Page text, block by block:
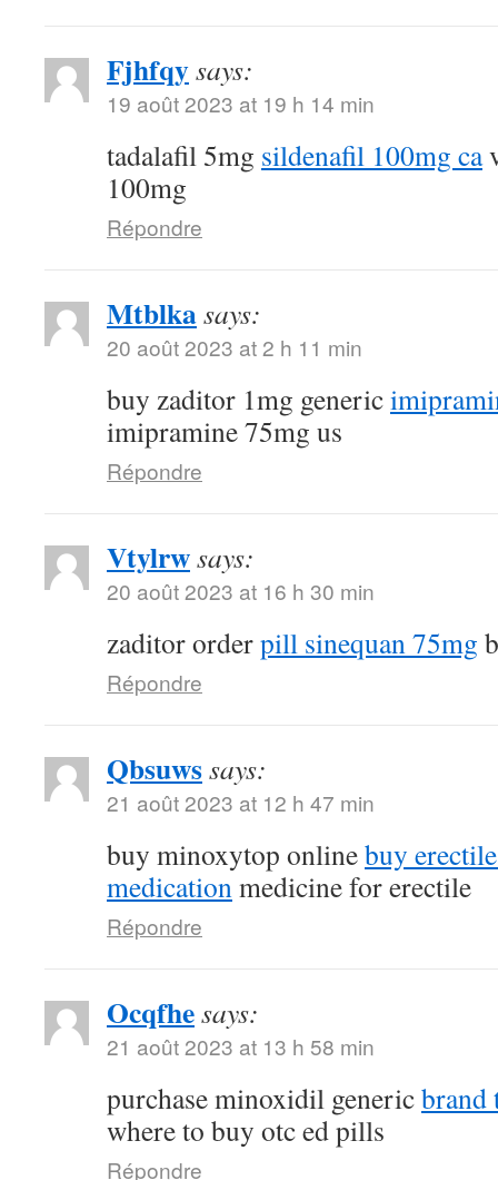
Fjhfqysays:
19 août 2023 at 19 h 14 min
tadalafil 5mg sildenafil 100mg ca
100mg
Répondre
Mtblkasays:
20 août 2023 at 2 h 11 min
buy zaditor 1mg generic
imipramine 75mg us
Répondre
Vtylrwsays:
20 août 2023 at 16 h 30 min
zaditor orderpill sinequan 75mg
Répondre
Qbsuwssays:
21 août 2023 at 12 h 47 min
buy minoxytop onlinebuy
medicationmedicine for erectile
Répondre
Ocqfhesays:
21 août 2023 at 13 h 58 min
purchase minoxidil genericbrand
where to buy otc ed pills
Répondre